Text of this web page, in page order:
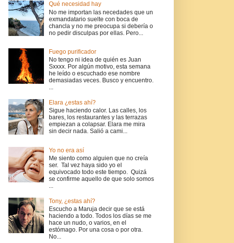
Qué necesidad hay
No me importan las necedades que un
exmandatario suelte con boca de
chancla y no me preocupa si debería o
no pedir disculpas por ellas. Pero...
Fuego purificador
No tengo ni idea de quién es Juan
Sxxxx. Por algún motivo, esta semana
he leído o escuchado ese nombre
demasiadas veces. Busco y encuentro.
...
Elara ¿estas ahí?
Sigue haciendo calor. Las calles, los
bares, los restaurantes y las terrazas
empiezan a colapsar. Elara me mira
sin decir nada. Salió a cami...
Yo no era así
Me siento como alguien que no creía
ser. Tal vez haya sido yo el
equivocado todo este tiempo. Quizá
se confirme aquello de que solo somos
...
Tony, ¿estas ahí?
Escucho a Maruja decir que se está
haciendo a todo. Todos los días se me
hace un nudo, o varios, en el
estómago. Por una cosa o por otra.
No...